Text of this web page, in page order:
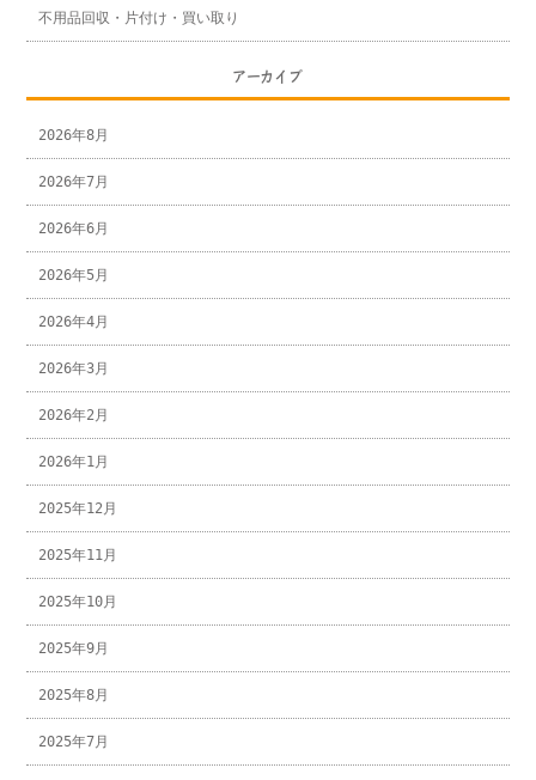
不用品回収・片付け・買い取り
アーカイブ
2026年8月
2026年7月
2026年6月
2026年5月
2026年4月
2026年3月
2026年2月
2026年1月
2025年12月
2025年11月
2025年10月
2025年9月
2025年8月
2025年7月